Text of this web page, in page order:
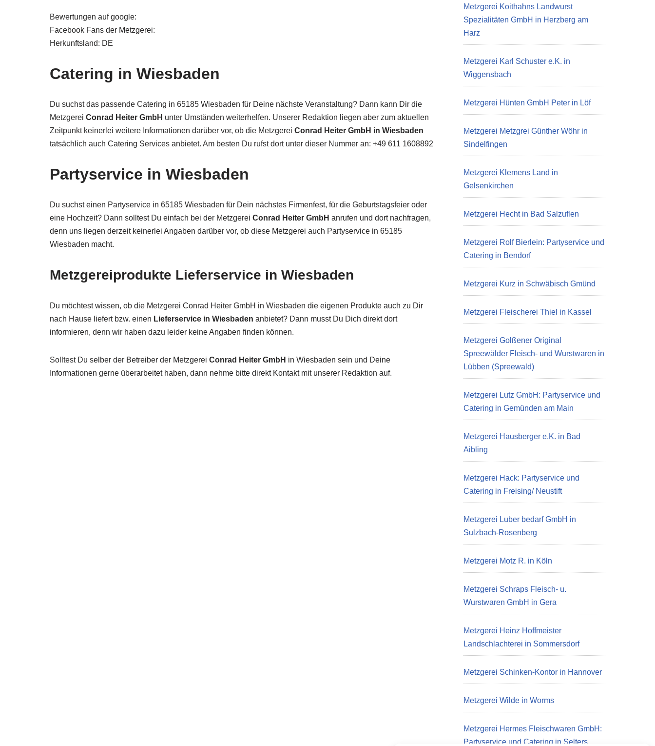
Bewertungen auf google:
Facebook Fans der Metzgerei:
Herkunftsland: DE
Catering in Wiesbaden
Du suchst das passende Catering in 65185 Wiesbaden für Deine nächste Veranstaltung? Dann kann Dir die
Metzgerei Conrad Heiter GmbH unter Umständen weiterhelfen. Unserer Redaktion liegen aber zum aktuellen
Zeitpunkt keinerlei weitere Informationen darüber vor, ob die Metzgerei Conrad Heiter GmbH in Wiesbaden
tatsächlich auch Catering Services anbietet. Am besten Du rufst dort unter dieser Nummer an: +49 611 1608892
Partyservice in Wiesbaden
Du suchst einen Partyservice in 65185 Wiesbaden für Dein nächstes Firmenfest, für die Geburtstagsfeier oder
eine Hochzeit? Dann solltest Du einfach bei der Metzgerei Conrad Heiter GmbH anrufen und dort nachfragen,
denn uns liegen derzeit keinerlei Angaben darüber vor, ob diese Metzgerei auch Partyservice in 65185
Wiesbaden macht.
Metzgereiprodukte Lieferservice in Wiesbaden
Du möchtest wissen, ob die Metzgerei Conrad Heiter GmbH in Wiesbaden die eigenen Produkte auch zu Dir
nach Hause liefert bzw. einen Lieferservice in Wiesbaden anbietet? Dann musst Du Dich direkt dort
informieren, denn wir haben dazu leider keine Angaben finden können.
Solltest Du selber der Betreiber der Metzgerei Conrad Heiter GmbH in Wiesbaden sein und Deine
Informationen gerne überarbeitet haben, dann nehme bitte direkt Kontakt mit unserer Redaktion auf.
Metzgerei Koithahns Landwurst
Spezialitäten GmbH in Herzberg am
Harz
Metzgerei Karl Schuster e.K. in
Wiggensbach
Metzgerei Hünten GmbH Peter in Löf
Metzgerei Metzgrei Günther Wöhr in
Sindelfingen
Metzgerei Klemens Land in
Gelsenkirchen
Metzgerei Hecht in Bad Salzuflen
Metzgerei Rolf Bierlein: Partyservice und
Catering in Bendorf
Metzgerei Kurz in Schwäbisch Gmünd
Metzgerei Fleischerei Thiel in Kassel
Metzgerei Golßener Original
Spreewälder Fleisch- und Wurstwaren in
Lübben (Spreewald)
Metzgerei Lutz GmbH: Partyservice und
Catering in Gemünden am Main
Metzgerei Hausberger e.K. in Bad
Aibling
Metzgerei Hack: Partyservice und
Catering in Freising/ Neustift
Metzgerei Luber bedarf GmbH in
Sulzbach-Rosenberg
Metzgerei Motz R. in Köln
Metzgerei Schraps Fleisch- u.
Wurstwaren GmbH in Gera
Metzgerei Heinz Hoffmeister
Landschlachterei in Sommersdorf
Metzgerei Schinken-Kontor in Hannover
Metzgerei Wilde in Worms
Metzgerei Hermes Fleischwaren GmbH:
Partyservice und Catering in Selters